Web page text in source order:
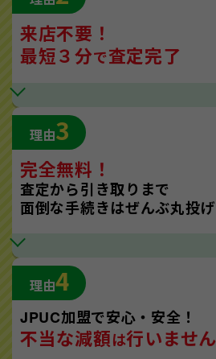
来店不要！
最短３分で査定完了
理由3
完全無料！
査定から引き取りまで
面倒な手続きはぜんぶ丸投げ
理由4
JPUC加盟で安心・安全！
不当な減額は行いません